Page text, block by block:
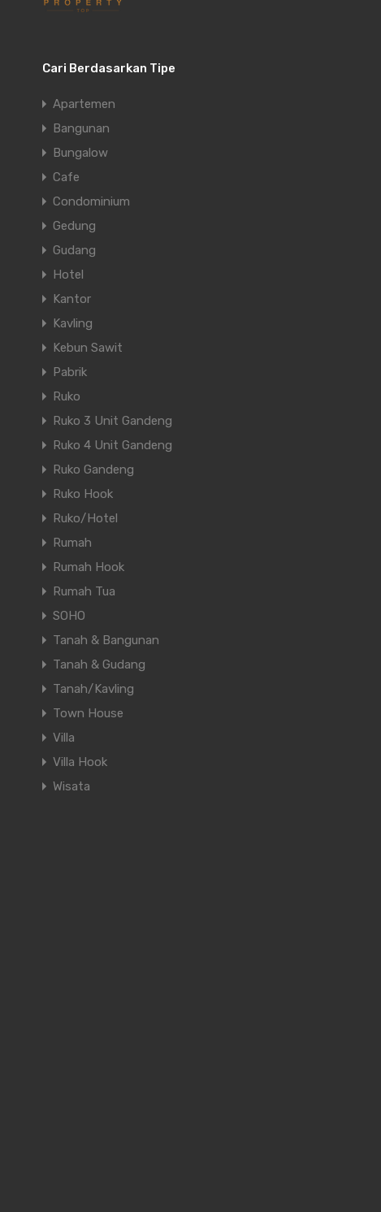
Cari Berdasarkan Tipe
Apartemen
Bangunan
Bungalow
Cafe
Condominium
Gedung
Gudang
Hotel
Kantor
Kavling
Kebun Sawit
Pabrik
Ruko
Ruko 3 Unit Gandeng
Ruko 4 Unit Gandeng
Ruko Gandeng
Ruko Hook
Ruko/Hotel
Rumah
Rumah Hook
Rumah Tua
SOHO
Tanah & Bangunan
Tanah & Gudang
Tanah/Kavling
Town House
Villa
Villa Hook
Wisata